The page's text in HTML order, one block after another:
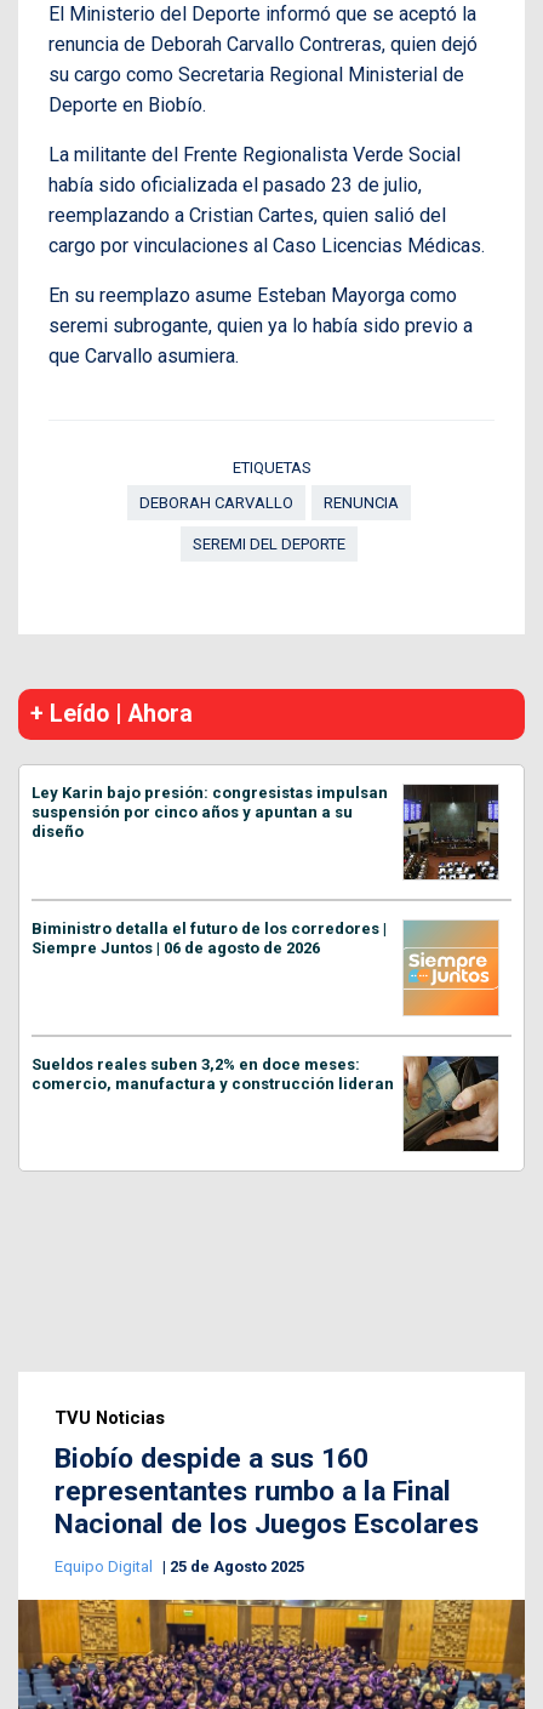
El Ministerio del Deporte informó que se aceptó la
renuncia de Deborah Carvallo Contreras, quien dejó
su cargo como Secretaria Regional Ministerial de
Deporte en Biobío.
La militante del Frente Regionalista Verde Social
había sido oficializada el pasado 23 de julio,
reemplazando a Cristian Cartes, quien salió del
cargo por vinculaciones al Caso Licencias Médicas.
En su reemplazo asume Esteban Mayorga como
seremi subrogante, quien ya lo había sido previo a
que Carvallo asumiera.
ETIQUETAS
DEBORAH CARVALLO
RENUNCIA
SEREMI DEL DEPORTE
+ Leído | Ahora
Ley Karin bajo presión: congresistas impulsan
suspensión por cinco años y apuntan a su
diseño
Biministro detalla el futuro de los corredores |
Siempre Juntos | 06 de agosto de 2026
Sueldos reales suben 3,2% en doce meses:
comercio, manufactura y construcción lideran
TVU Noticias
Biobío despide a sus 160
representantes rumbo a la Final
Nacional de los Juegos Escolares
Equipo Digital 25 de Agosto 2025